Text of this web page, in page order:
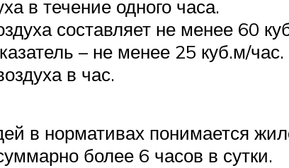
в течение одного часа.
составляет не менее 60
– не менее 25 куб.м/час.
в час.
в нормативах понимается
более 6 часов в сутки.